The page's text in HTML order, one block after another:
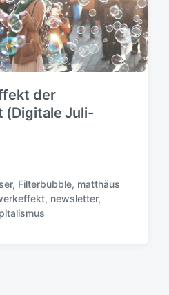
der
(Digitale Juli-
, Filterbubble, matthäus
, newsletter,